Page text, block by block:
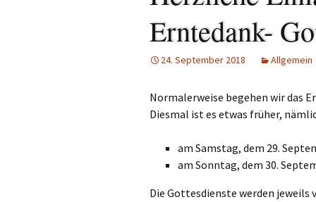
Links
PGR-Wahl 2019
Limburg
Erntedank-
24. September 2018 Allgemein
Normalerweise begehen wir das
Diesmal ist es etwas früher,
am Samstag, dem 29.
am Sonntag, dem 30.
Die Gottesdienste werden jeweils